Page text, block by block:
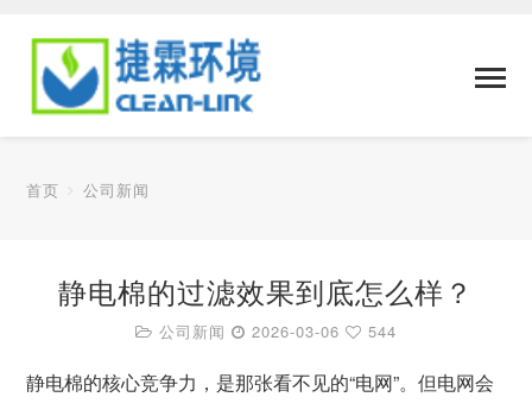
首页 公司新闻
静电棉的过滤效果到底怎么样？
公司新闻 2026-03-06 544
静电棉的核心竞争力，是那张看不见的“电网”。但电网会